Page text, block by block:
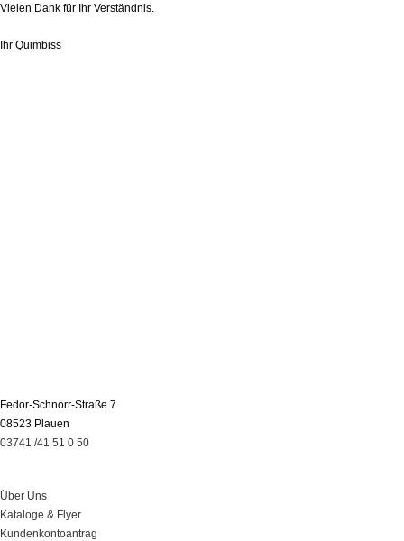
Vielen Dank für Ihr Verständnis.
Ihr Quimbiss
Fedor-Schnorr-Straße 7
08523 Plauen
03741 /41 51 0 50
Über Uns
Kataloge & Flyer
Kundenkontoantrag